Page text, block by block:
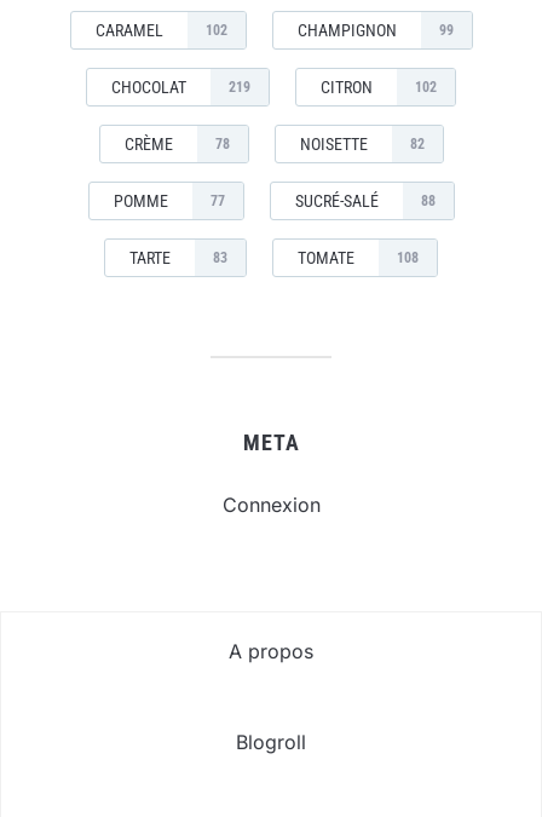
CARAMEL 102 CHAMPIGNON 99
CHOCOLAT 219 CITRON 102
CRÈME 78 NOISETTE 82
POMME 77 SUCRÉ-SALÉ 88
TARTE 83 TOMATE 108
META
Connexion
A propos
Blogroll